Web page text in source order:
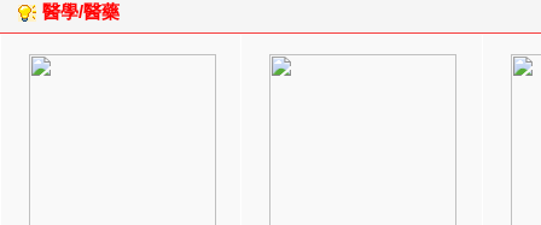
醫學/醫藥